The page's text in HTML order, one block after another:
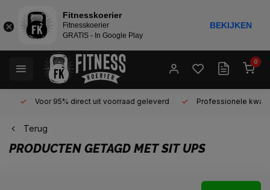
0
Voor 95% direct uit voorraad geleverd Professionele kwaliteit
Terug
PRODUCTEN GETAGD MET SIT UPS
Fitnesskoerier
Fitnesskoerier
GRATIS - In Google Play
BEKIJKEN